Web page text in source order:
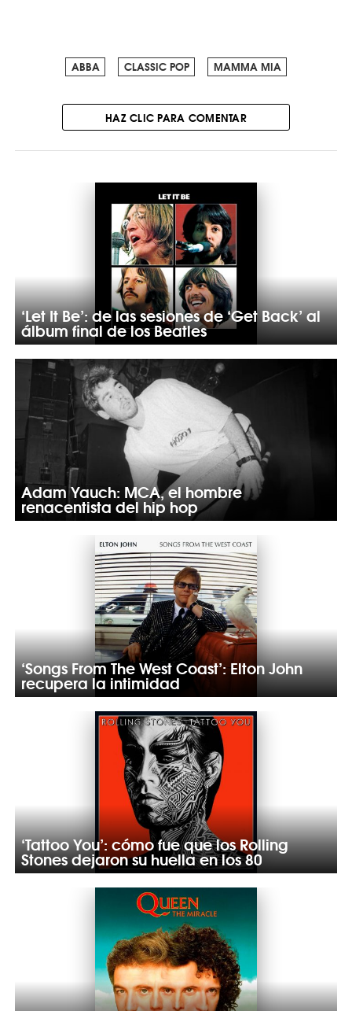
ABBA CLASSIC POP MAMMA MIA
HAZ CLIC PARA COMENTAR
‘Let It Be’: de las sesiones de ‘Get Back’ al
álbum final de los Beatles
Adam Yauch: MCA, el hombre
renacentista del hip hop
‘Songs From The West Coast’: Elton John
recupera la intimidad
‘Tattoo You’: cómo fue que los Rolling
Stones dejaron su huella en los 80